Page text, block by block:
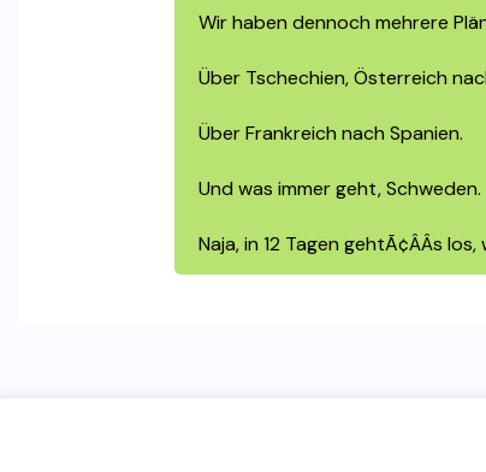
Wir haben dennoch mehrere
Über Tschechien, Österreich
Über Frankreich nach Spanien.
Und was immer geht, Schweden.
Naja, in 12 Tagen gehtÃ¢ÂÂs